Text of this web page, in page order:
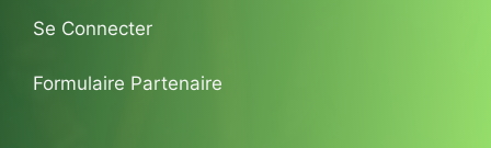
Se Connecter
Formulaire Partenaire